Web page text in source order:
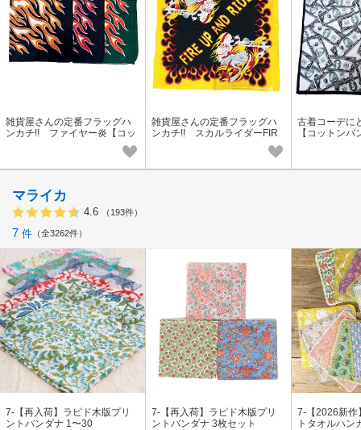
雑貨屋さんの定番フラッグハ
ンカチ!! ファイヤー炎【コッ
雑貨屋さんの定番フラッグハ
ンカチ!! スカルライダーFIR
古着コーデ
【コットンバ
マライカ
4.6 （193件）
7 件 全3262件
7-【再入荷】ラピド木版プリ
ントバンダナ 1〜30
7-【再入荷】ラピド木版プリ
ントバンダナ 3枚セット
7-【2026新作
トタオルハン